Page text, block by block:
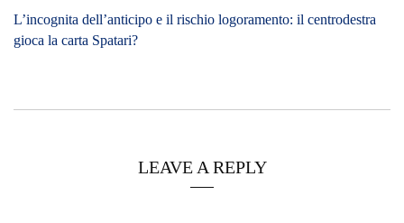
L’incognita dell’anticipo e il rischio logoramento: il centrodestra
gioca la carta Spatari?
LEAVE A REPLY